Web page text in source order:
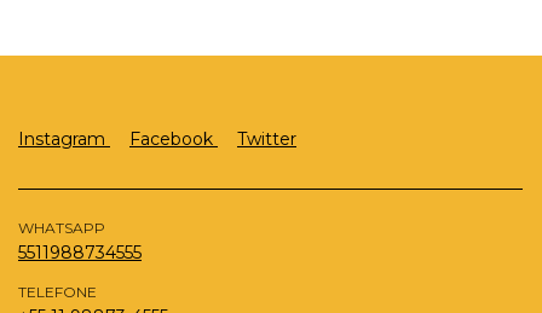
Instagram Facebook Twitter
WHATSAPP
5511988734555
TELEFONE